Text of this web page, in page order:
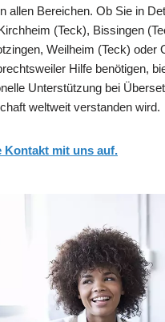
allen Bereichen. Ob Sie in
(Teck), Bissingen
Weilheim (Teck) oder
Hilfe benötigen,
Unterstützung bei
weltweit verstanden wird.
Kontakt mit uns auf.